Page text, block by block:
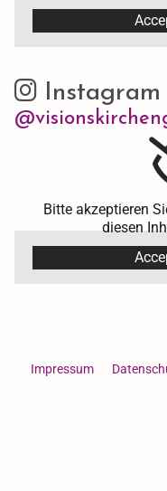
 Instagram
Bitte akzeptieren
diesen
Impressum